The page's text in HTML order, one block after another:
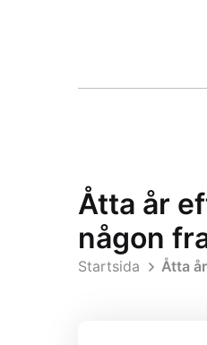
Åtta år
någon
Startsida Åtta